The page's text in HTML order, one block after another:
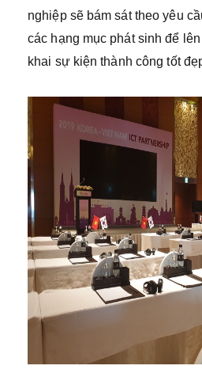
nghiệp sẽ bám sát theo yêu
các hạng mục phát sinh để
khai sự kiện thành công tốt